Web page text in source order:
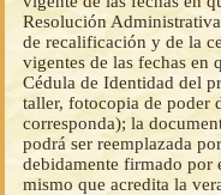
Resolución
de recalificación y de la
vigentes de las fechas en
Cédula de Identidad del
taller, fotocopia de poder
corresponda); la
podrá ser reemplazada
debidamente firmado por
mismo que acredita la